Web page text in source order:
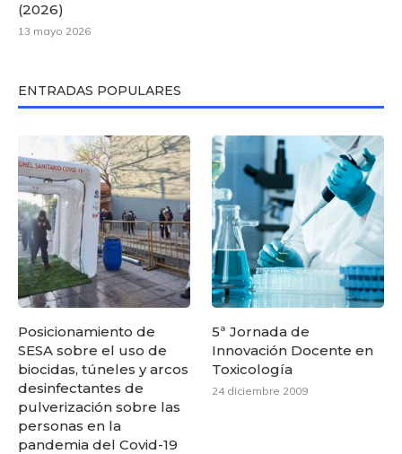
(2026)
13 mayo 2026
ENTRADAS POPULARES
Posicionamiento de
SESA sobre el uso de
biocidas, túneles y arcos
desinfectantes de
pulverización sobre las
personas en la
pandemia del Covid-19
5ª Jornada de
Innovación Docente en
Toxicología
24 diciembre 2009